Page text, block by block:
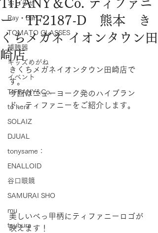
おしらせ
Ray・Ban
TOMATO GLASSES
補聴器
キッズめがね
イベント
TIFFANY&Co.
to hers
SOLAIZ
DJUAL
tonysame：
ENALLOID
谷口眼鏡
SAMURAI SHO
mu
tsubura
TIFANY＆Co. ティファニ
ー TF2187-D 熊本 き
くちメガネ イオンタウン田
崎店
きくちメガネイオンタウン田崎店で
す。
今回はニューヨーク発のハイブラン
ド、ティファニーをご紹介します。
美しいべっ甲柄にティファニーロゴが
映えます！